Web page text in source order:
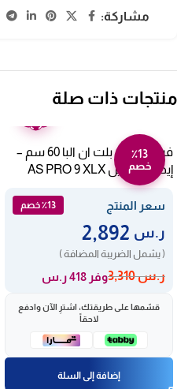
مشاركة:
منتجات ذات صلة
٪13
خصم
فرن كهرباء بلت ان البا 60 سم –
إيطالي ستيل AS PRO 9 XLX
سعر المنتج ٪13 خصم
ر.س
( يشمل الضريبة المضافة )
ر.س3,310 وفر 418 ر.س
قسّمها على طريقتك، اشترِ الآن وادفع
لاحقاً
إضافة إلى السلة